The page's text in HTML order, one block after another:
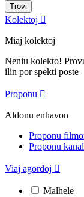
Kolektoj 
Miaj kolektoj
Neniu kolekto!
ilin por spekti poste
Proponu 
Aldonu enhavon
Proponu
Proponu
Viaj agordoj 
Malhele